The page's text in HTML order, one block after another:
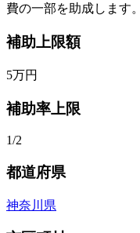
費の一部を助成します。
補助上限額
5万円
補助率上限
1/2
都道府県
神奈川県